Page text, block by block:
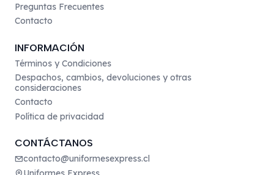
Preguntas Frecuentes
Contacto
INFORMACIÓN
Términos y Condiciones
Despachos, cambios, devoluciones y otras
consideraciones
Contacto
Política de privacidad
CONTÁCTANOS
contacto@uniformesexpress.cl